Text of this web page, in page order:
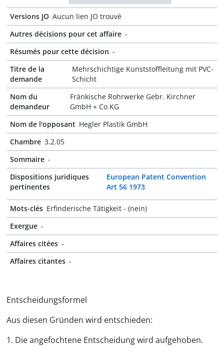
Versions JO Aucun lien JO trouvé
Autres décisions pour cet affaire -
Résumés pour cette décision -
Titre de la
demande
Mehrschichtige Kunststoffleitung mit PVC-
Schicht
Nom du
demandeur
Fränkische Rohrwerke Gebr. Kirchner
GmbH + Co KG
Nom de l'opposant Hegler Plastik GmbH
Chambre 3.2.05
Sommaire -
Dispositions juridiques
pertinentes
European Patent Convention
Art 56 1973
Mots-clés Erfinderische Tätigkeit - (nein)
Exergue -
Affaires citées -
Affaires citantes -
Entscheidungsformel
Aus diesen Gründen wird entschieden:
1. Die angefochtene Entscheidung wird aufgehoben.